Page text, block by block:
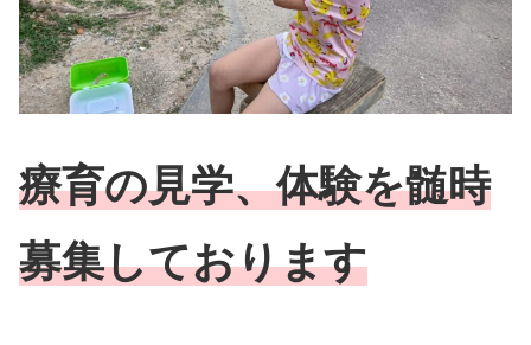
療育の見学、体験を髄時
募集しております